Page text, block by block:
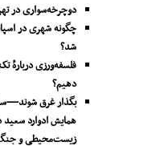
دوچرخه‌سواری در
چگونه شهری در
شد؟
فلسفه‌ورزی دربارهٔ
دهیم؟
بگذار غرق
همایش ادوارد سعید
زیست‌محیطی و